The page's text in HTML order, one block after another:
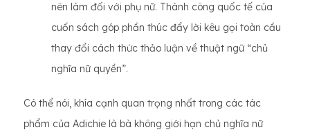
nên làm đối với phụ nữ. Thành công quốc tế của
cuốn sách góp phần thúc đẩy lời kêu gọi toàn cầu
thay đổi cách thức thảo luận về thuật ngữ “chủ
nghĩa nữ quyền”.
Có thể nói, khía cạnh quan trọng nhất trong các tác
phẩm của Adichie là bà không giới hạn chủ nghĩa nữ